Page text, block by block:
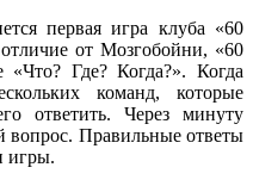
первая игра клуба «60
от Мозгобойни, «60
Где? Когда?». Когда
команд, которые
ответить. Через минуту
вопрос. Правильные ответы
игры.